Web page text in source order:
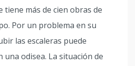
tiene más de cien obras de
Por un problema en su
las escaleras puede
odisea. La situación de